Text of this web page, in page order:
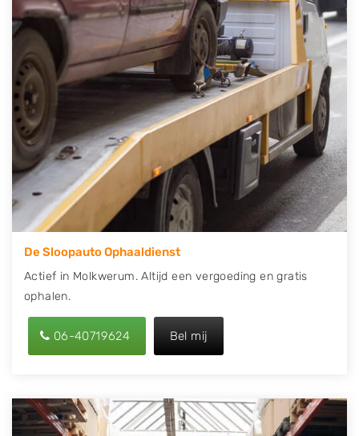
direct een tweedehands auto onderdelen offerte
aanvragen? Dat kan via de Onderdelenlijn! Vul uw
kenteken in en druk op verzenden.
Wij kunnen u helpen met de inkoop van auto's van
eigenlijk alle merken, zoals Alfa Romeo, Audi, BMW,
Chevrolet, Citroën, Dacia, Fiat, Ford, Honda, Hyundai,
Kia, Mazda, Mercedes Benz, Mitsubishi, Nissan, Opel,
Peugeot, Porsche, Renault, Seat, Skoda, Suzuki, Tesla,
Toyota, Volkswagen en Volvo.
De Sloopauto Ophaaldienst
Actief in Molkwerum. Altijd een vergoeding en gratis
ophalen.
06-40719624 Bel mij